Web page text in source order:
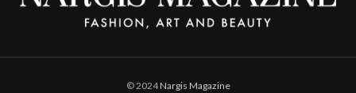
© 2024Nargis Magazine